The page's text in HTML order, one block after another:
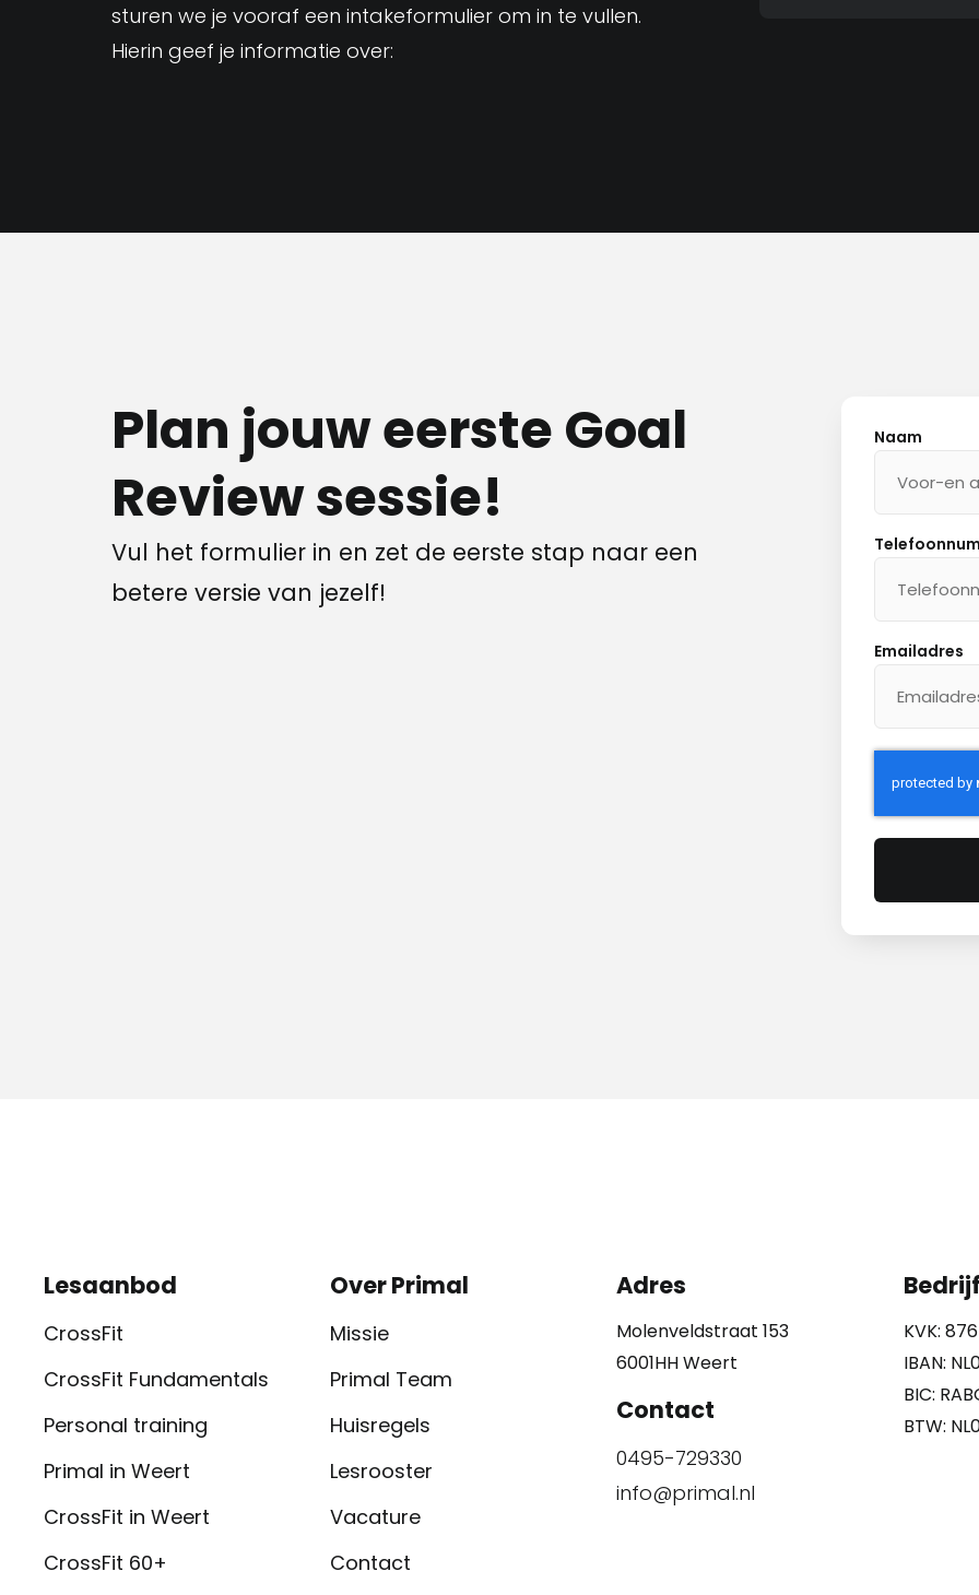
sturen we je vooraf een intakeformulier om in te vullen.
Hierin geef je informatie over:
Plan jouw eerste Goal
Review sessie!
Vul het formulier in en zet de eerste stap naar een
betere versie van jezelf!
Naam
Emailadres
Lesaanbod
CrossFit
CrossFit Fundamentals
Personal training
Primal in Weert
CrossFit in Weert
CrossFit 60+
Over Primal
Missie
Primal Team
Huisregels
Lesrooster
Vacature
Contact
Adres
Molenveldstraat 153
6001HH Weert
Contact
0495-729330
info@primal.nl
KVK:
IBAN:
BIC:
BTW: